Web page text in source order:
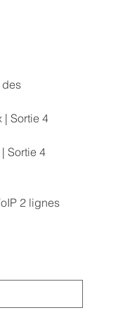
des
| Sortie 4
Sortie 4
2 lignes